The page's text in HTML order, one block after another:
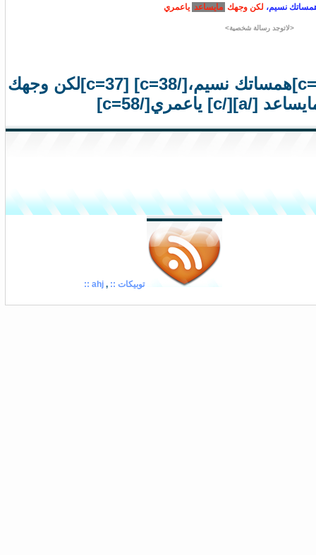
مساتك نسيم، لكن وجهك مايساعد ياعمري
<لاتوجد رسالة شخصية>
[c=50]صوتك دفا،[/c=7] [c=39]همساتك نسيم،[/c=38] [c=37]لكن وجهك
توبيكات :: ,
ahj ::